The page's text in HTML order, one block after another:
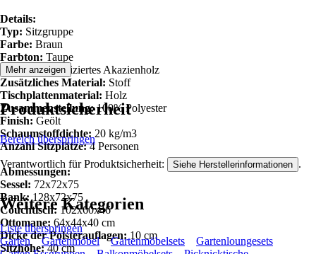
Details:
Typ: Sitzgruppe
Farbe: Braun
Farbton: Taupe
Material:zertifiziertes Akazienholz
Zusätzliches Material: Stoff
Tischplattenmaterial: Holz
Zusammenstellung:100% Polyester
Finish: Geölt
Schaumstoffdichte: 20 kg/m3
Anzahl Sitzplätze:4 Personen
Abmessungen:
Sessel: 72x72x75
Bank:128x72x75
Couchtisch: 102x60x46
Ottomane: 64x44x40 cm
Dicke der Polsterauflagen:10 cm
Sitzhöhe:40 cm
Mehr anzeigen
Produktsicherheit
Bereich überspringen
Verantwortlich für Produktsicherheit: Siehe Herstellerinformationen .
Weitere Kategorien
Liste überspringen
Garten
Gartenmöbel Gartenmöbelsets
Gartenloungesets